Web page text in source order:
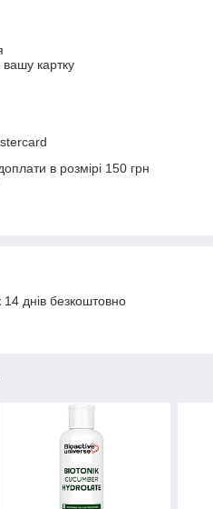
картку
в розмірі 150 грн
днів безкоштовно